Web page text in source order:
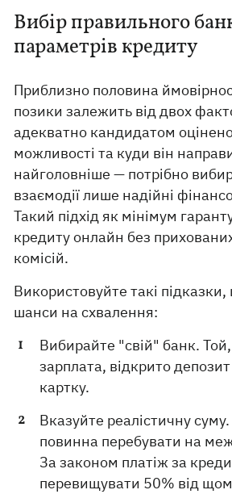
Вибір правильного
параметрів кредиту
Приблизно половина
позики залежить від двох
адекватно кандидатом
можливості та куди він
найголовніше — потрібно
взаємодії лише надійні
Такий підхід як мінімум
кредиту онлайн без
комісій.
Використовуйте такі
шанси на схвалення:
Вибирайте "свій" банк.
зарплата, відкрито
картку.
Вказуйте реалістичну
повинна перебувати на
За законом платіж за
перевищувати 50% від